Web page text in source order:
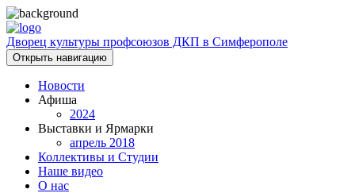
Дворец культуры профсоюзов ДКП в Симферополе
Открыть навигацию
Новости
Афиша
2024
Выставки и Ярмарки
апрель 2018
Коллективы и Студии
Наше видео
О нас